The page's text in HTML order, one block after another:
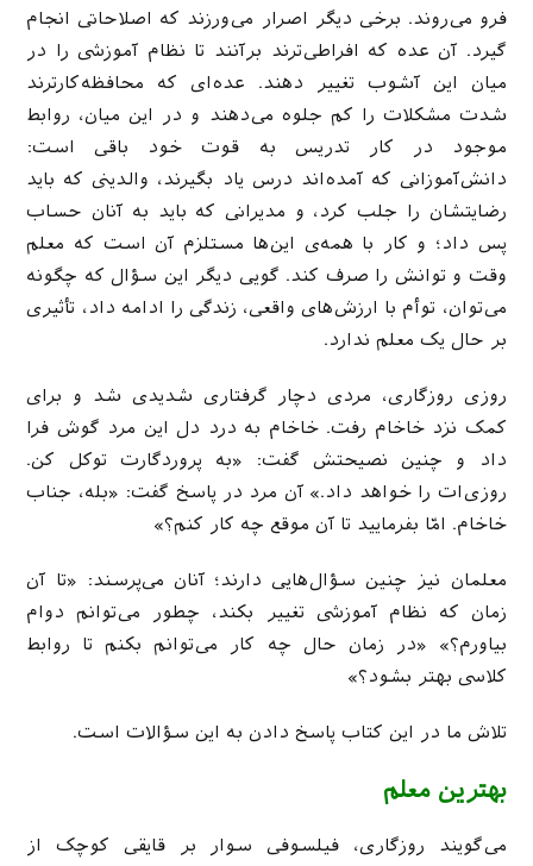
فرو می‌روند. برخی دیگر اصرار می‌ورزند که اصلاحاتی انجام
گیرد. آن عده که افراطی‌ترند برآنند تا نظام آموزشی را در
میان این آشوب تغییر دهند. عده‌ای که محافظه‌کارترند
شدت مشکلات را کم جلوه می‌دهند و در این میان، روابط
موجود در کار تدریس به قوت خود باقی است:
دانش‌آموزانی که آمده‌اند درس یاد بگیرند، والدینی که باید
رضایتشان را جلب کرد، و مدیرانی که باید به آنان حساب
پس داد؛ و کار با همه‌ی این‌ها مستلزم آن است که معلم
وقت و توانش را صرف کند. گویی دیگر این سؤال که چگونه
می‌توان، توأم با ارزش‌های واقعی، زندگی را ادامه داد، تأثیری
بر حال یک معلم ندارد.
روزی روزگاری، مردی دچار گرفتاری شدیدی شد و برای
کمک نزد خاخام رفت. خاخام به درد دل این مرد گوش فرا
داد و چنین نصیحتش گفت: «به پروردگارت توکل کن.
روزی‌ات را خواهد داد.» آن مرد در پاسخ گفت: «بله، جناب
خاخام. امّا بفرمایید تا آن موقع چه کار کنم؟»
معلمان نیز چنین سؤال‌هایی دارند؛ آنان می‌پرسند: «تا آن
زمان که نظام آموزشی تغییر بکند، چطور می‌توانم دوام
بیاورم؟» «در زمان حال چه کار می‌توانم بکنم تا روابط
کلاسی بهتر بشود؟»
تلاش ما در این کتاب پاسخ دادن به این سؤالات است.
بهترین معلم
می‌گویند روزگاری، فیلسوفی سوار بر قایقی کوچک از